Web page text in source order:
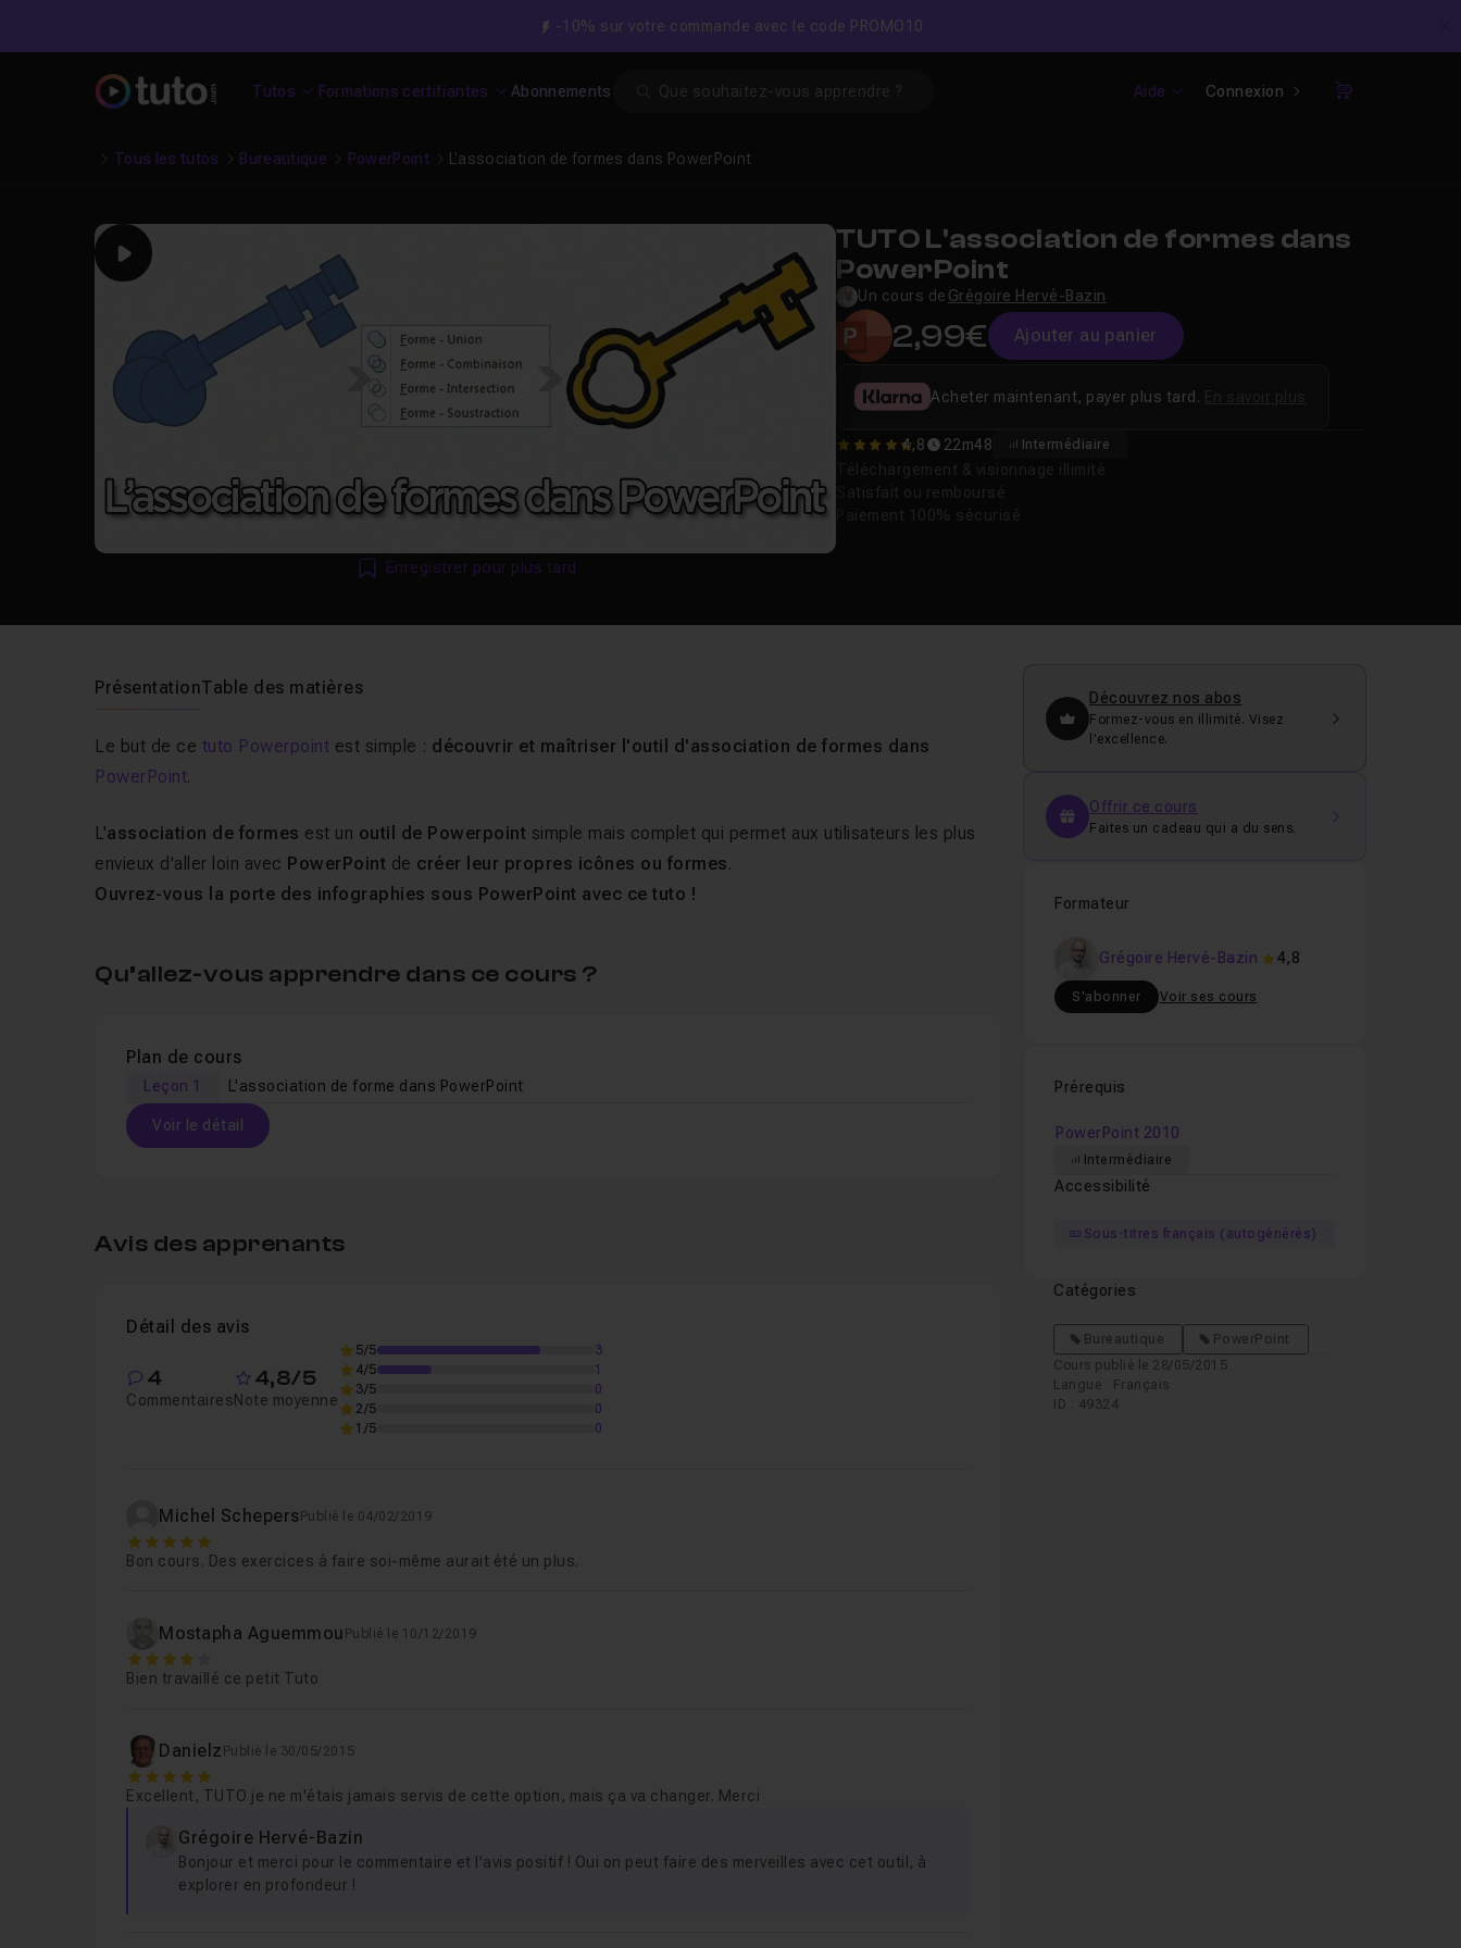
-10% sur votre commande avec le code PROMO10
Tutos Formations certifiantes Abonnements Aide Connexion
Panier
Tous les tutos Bureautique PowerPoint L'association de formes dans PowerPoint
Play
Enregistrer pour plus tard
TUTO L'association de formes dans
PowerPoint
Un cours de Grégoire Hervé-Bazin
2,99€ Ajouter au panier
4.75 4,8 22m48 Intermédiaire
Acheter maintenant, payer plus tard.
PrésentationTable des matières
Le but de ce tuto Powerpoint est simple : découvrir et maîtriser l'outil d'association de formes dans
PowerPoint.
L'association de formes est un outil de Powerpoint simple mais complet qui permet aux utilisateurs les plus
envieux d'aller loin avec PowerPoint de créer leur propres icônes ou formes.
Ouvrez-vous la porte des infographies sous PowerPoint avec ce tuto !
Qu’allez-vous apprendre dans ce cours ?
Plan de cours
Leçon 1 L'association de forme dans PowerPoint
Voir le détail
Avis des apprenants
Détail des avis
4
Commentaires
4,8/5
Note moyenne
5/5
3
4/5
1
3/5
0
2/5
0
1/5
0
Michel Schepers Publié le 04/02/2019
5
Bon cours. Des exercices à faire soi-même aurait été un plus.
Mostapha Aguemmou Publié le 10/12/2019
4
Bien travaillé ce petit Tuto
Danielz Publié le 30/05/2015
5
Excellent, TUTO je ne m'étais jamais servis de cette option, mais ça va changer. Merci
Grégoire Hervé-Bazin
Bonjour et merci pour le commentaire et l'avis positif ! Oui on peut faire des merveilles avec cet outil, à
explorer en profondeur !
Découvrez nos abos
Formez-vous en illimité. Visez
l’excellence.
Offrir ce cours
Faites un cadeau qui a du sens.
Formateur
Grégoire Hervé-Bazin 4,8
S'abonner Voir ses cours
Prérequis
PowerPoint 2010
Intermédiaire
Accessibilité
Sous-titres français (autogénérés)
Catégories
Bureautique
PowerPoint
Cours publié le 28/05/2015
Langue : Français
ID : 49324